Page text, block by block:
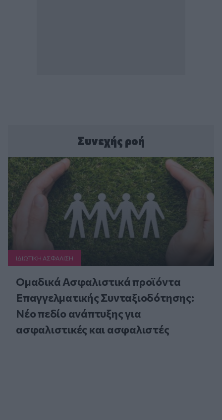
Συνεχής ροή
ΙΔΙΩΤΙΚΗ ΑΣΦAΛΙΣΗ
Ομαδικά Ασφαλιστικά προϊόντα
Επαγγελματικής Συνταξιοδότησης:
Νέο πεδίο ανάπτυξης για
ασφαλιστικές και ασφαλιστές